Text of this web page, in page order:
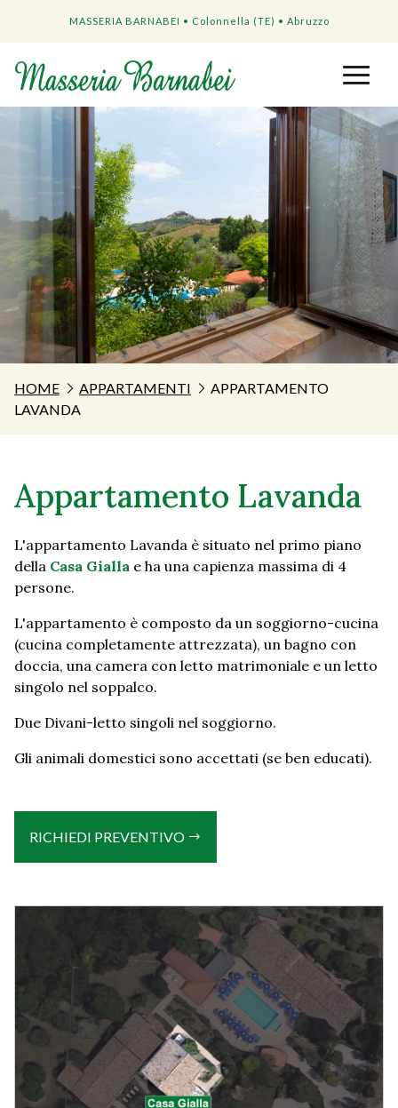
MASSERIA BARNABEI • Colonnella (TE) • Abruzzo
HOME APPARTAMENTI
APPARTAMENTO
LAVANDA
Appartamento Lavanda
L'appartamento Lavanda è situato nel primo piano
della Casa Gialla e ha una capienza massima di 4
persone.
L'appartamento è composto da un soggiorno-cucina
(cucina completamente attrezzata), un bagno con
doccia, una camera con letto matrimoniale e un letto
singolo nel soppalco.
Due Divani-letto singoli nel soggiorno.
Gli animali domestici sono accettati (se ben educati).
RICHIEDI PREVENTIVO